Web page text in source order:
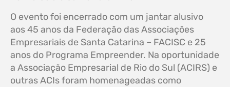
O evento foi encerrado com um jantar alusivo
aos 45 anos da Federação das Associações
Empresariais de Santa Catarina – FACISC e 25
anos do Programa Empreender. Na oportunidade
a Associação Empresarial de Rio do Sul (ACIRS) e
outras ACIs foram homenageadas como